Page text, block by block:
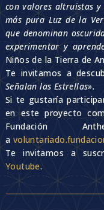
con valores altruistas
más pura Luz de la
que denominan
experimentar y
Niños de la Tierra de
Te invitamos a
Señalan las Estrellas».
Si te gustaría
en este proyecto
Fundación
a
Te invitamos a
Youtube.